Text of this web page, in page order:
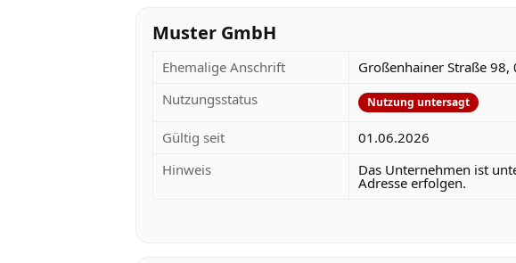
Muster GmbH
Ehemalige Anschrift
Großenhainer Straße 98,
Nutzungsstatus
Nutzung untersagt
Gültig seit
01.06.2026
Hinweis
Das Unternehmen ist
Adresse erfolgen.